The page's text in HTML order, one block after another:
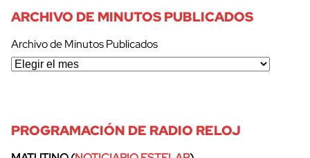
ARCHIVO DE MINUTOS PUBLICADOS
Archivo de Minutos Publicados
PROGRAMACIÓN DE RADIO RELOJ